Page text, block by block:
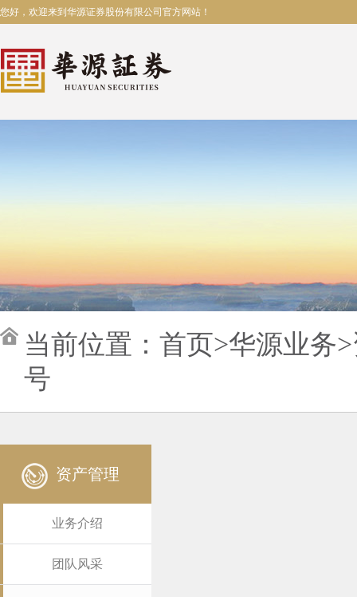
您好，欢迎来到华源证券股份有限公司官方网站！
当前位置： 首页>华源业务>
号
资产管理
业务介绍
团队风采